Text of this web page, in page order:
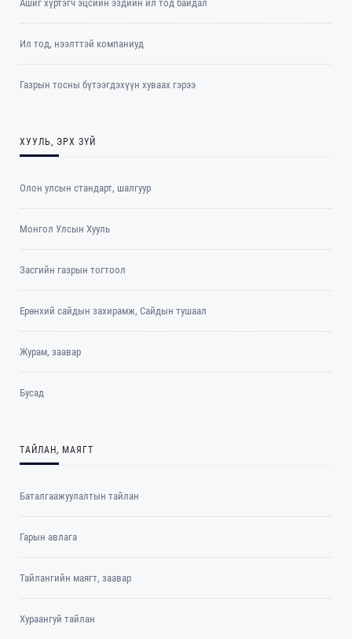
Ашиг хүртэгч эцсийн эздийн ил тод байдал
Ил тод, нээлттэй компаниуд
Газрын тосны бүтээгдэхүүн хуваах гэрээ
ХУУЛЬ, ЭРХ ЗҮЙ
Олон улсын стандарт, шалгуур
Монгол Улсын Хууль
Засгийн газрын тогтоол
Ерөнхий сайдын захирамж, Сайдын тушаал
Журам, заавар
Бусад
ТАЙЛАН, МАЯГТ
Баталгаажуулалтын тайлан
Гарын авлага
Тайлангийн маягт, заавар
Хураангуй тайлан